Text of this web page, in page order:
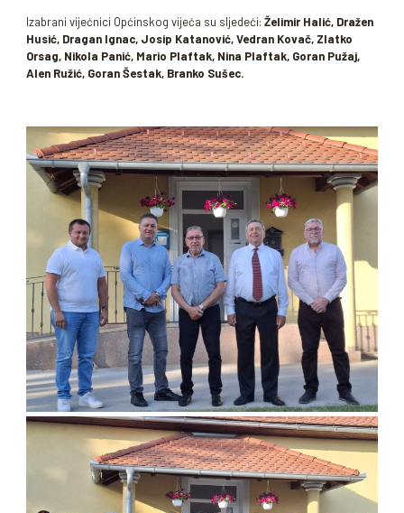
Izabrani vijećnici Općinskog vijeća su sljedeći: Želimir Halić, Dražen
Husić, Dragan Ignac, Josip Katanović, Vedran Kovač, Zlatko
Orsag, Nikola Panić, Mario Plaftak, Nina Plaftak, Goran Pužaj,
Alen Ružić, Goran Šestak, Branko Sušec.